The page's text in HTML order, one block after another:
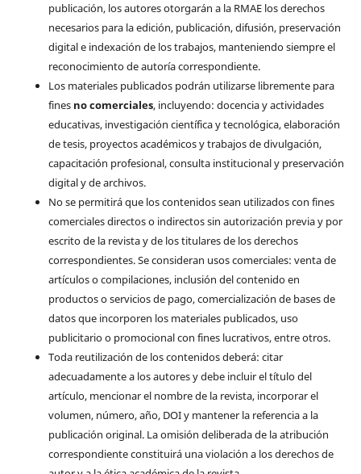
publicación, los autores otorgarán a la RMAE los derechos
necesarios para la edición, publicación, difusión, preservación
digital e indexación de los trabajos, manteniendo siempre el
reconocimiento de autoría correspondiente.
Los materiales publicados podrán utilizarse libremente para
fines no comerciales, incluyendo: docencia y actividades
educativas, investigación científica y tecnológica, elaboración
de tesis, proyectos académicos y trabajos de divulgación,
capacitación profesional, consulta institucional y preservación
digital y de archivos.
No se permitirá que los contenidos sean utilizados con fines
comerciales directos o indirectos sin autorización previa y por
escrito de la revista y de los titulares de los derechos
correspondientes. Se consideran usos comerciales: venta de
artículos o compilaciones, inclusión del contenido en
productos o servicios de pago, comercialización de bases de
datos que incorporen los materiales publicados, uso
publicitario o promocional con fines lucrativos, entre otros.
Toda reutilización de los contenidos deberá: citar
adecuadamente a los autores y debe incluir el título del
artículo, mencionar el nombre de la revista, incorporar el
volumen, número, año, DOI y mantener la referencia a la
publicación original. La omisión deliberada de la atribución
correspondiente constituirá una violación a los derechos de